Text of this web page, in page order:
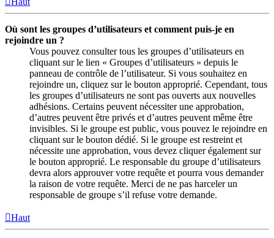
Où sont les groupes d’utilisateurs et comment puis-je en
rejoindre un ?
Vous pouvez consulter tous les groupes d’utilisateurs en
cliquant sur le lien « Groupes d’utilisateurs » depuis le
panneau de contrôle de l’utilisateur. Si vous souhaitez en
rejoindre un, cliquez sur le bouton approprié. Cependant, tous
les groupes d’utilisateurs ne sont pas ouverts aux nouvelles
adhésions. Certains peuvent nécessiter une approbation,
d’autres peuvent être privés et d’autres peuvent même être
invisibles. Si le groupe est public, vous pouvez le rejoindre en
cliquant sur le bouton dédié. Si le groupe est restreint et
nécessite une approbation, vous devez cliquer également sur
le bouton approprié. Le responsable du groupe d’utilisateurs
devra alors approuver votre requête et pourra vous demander
la raison de votre requête. Merci de ne pas harceler un
responsable de groupe s’il refuse votre demande.
Haut